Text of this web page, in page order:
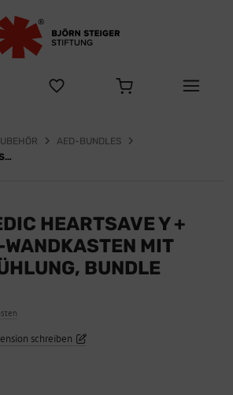
AED-BUNDLES
BSS - PRIMEDIC HEARTSAVE Y + EDELSTAHL-WANDKASTEN MIT HEIZUNG/KÜHLUNG, BUNDLE
HEARTSAVE Y +
MIT
BUNDLE
schreiben